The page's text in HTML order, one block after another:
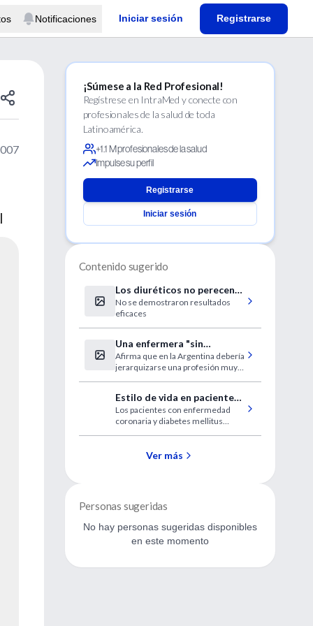
Notificaciones Iniciar sesión Registrarse
¡Súmese a la Red Profesional!
Regístrese en IntraMed y conecte con
profesionales de la salud de toda
Latinoamérica.
+1.1 M profesionales de la salud
Impulse su perfil
Registrarse
Iniciar sesión
Contenido sugerido
Los diuréticos no perecen
eficaces para prevenir la
preeclampsia
No se demostraron resultados
eficaces
Una enfermera "sin
fronteras"
Afirma que en la Argentina debería
jerarquizarse una profesión muy
Estilo de vida en pacientes
con enfermedad coronaria
y diabetes
Los pacientes con enfermedad
coronaria y diabetes mellitus
determina la mejoría de los
Ver más
Personas sugeridas
No hay personas sugeridas disponibles
en este momento